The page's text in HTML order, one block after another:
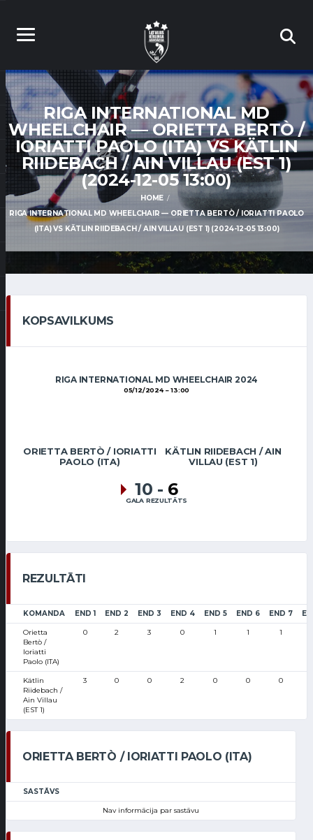
RIGA INTERNATIONAL MD
WHEELCHAIR — ORIETTA BERTÒ /
IORIATTI PAOLO (ITA) VS KÄTLIN
RIIDEBACH / AIN VILLAU (EST 1)
(2024-12-05 13:00)
HOME
RIGA INTERNATIONAL MD WHEELCHAIR — ORIETTA BERTÒ / IORIATTI PAOLO
(ITA) VS KÄTLIN RIIDEBACH / AIN VILLAU (EST 1) (2024-12-05 13:00)
KOPSAVILKUMS
RIGA INTERNATIONAL MD WHEELCHAIR 2024
05/12/2024 13:00
ORIETTA BERTÒ / IORIATTI
PAOLO (ITA)
KÄTLIN RIIDEBACH / AIN
VILLAU (EST 1)
10 - 6
GALA REZULTĀTS
REZULTĀTI
KOMANDA END 1 END 2 END 3 END 4 END 5 END 6 END 7
Orietta
Bertò /
Ioriatti
Paolo (ITA)
0 2 3 0 1 1 1
Kätlin
Riidebach /
Ain Villau
(EST 1)
3 0 0 2 0 0 0
ORIETTA BERTÒ / IORIATTI PAOLO (ITA)
SASTĀVS
Nav informācija par sastāvu